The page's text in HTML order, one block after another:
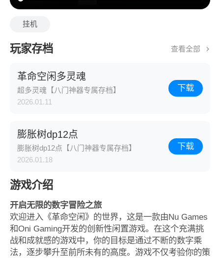
挂机
玩家存档 查看全部
革命空闲多灵魂
超多灵魂【八门神器专属存档】
2026.01.11
下载
膨胀树dp12点
膨胀树dp12点【八门神器专属存档】
2026.01.18
下载
游戏介绍
开启无限的数字冒险之旅
欢迎进入《革命空闲》的世界，这是一款由Nu Games
和Oni Gaming开发的创新性闲置游戏。在这个充满挑
战和成就感的游戏中，你的目标是通过不断的数字乘
法，逐步攀升至前所未有的高度。游戏不仅考验你的策